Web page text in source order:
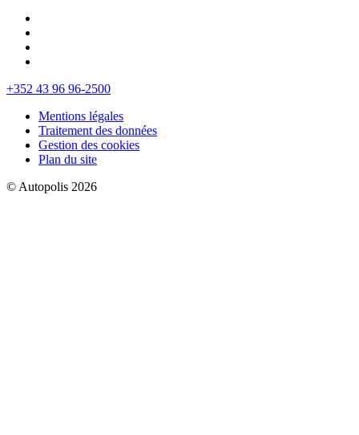
+352 43 96 96-2500
Mentions légales
Traitement des données
Gestion des cookies
Plan du site
© Autopolis 2026